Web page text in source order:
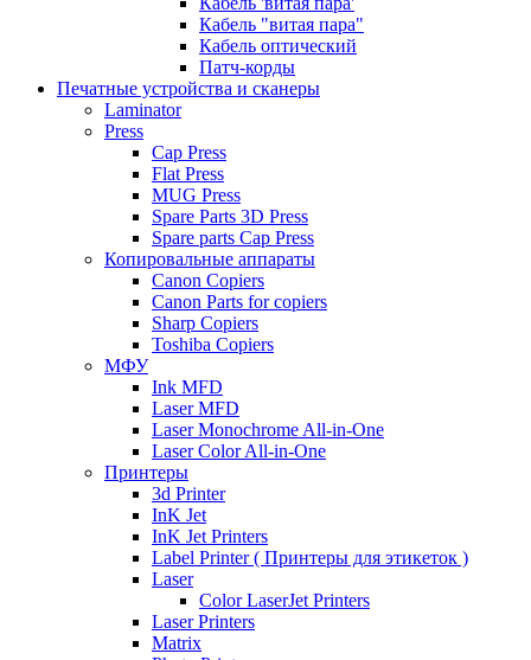
Кабель "витая пара"
Кабель оптический
Патч-корды
Печатные устройства и сканеры
Laminator
Press
Cap Press
Flat Press
MUG Press
Spare Parts 3D Press
Spare parts Cap Press
Копировальные аппараты
Canon Copiers
Canon Parts for copiers
Sharp Copiers
Toshiba Copiers
МФУ
Ink MFD
Laser MFD
Laser Monochrome All-in-One
Laser Color All-in-One
Принтеры
3d Printer
InK Jet
InK Jet Printers
Label Printer ( Принтеры для этикеток )
Laser
Color LaserJet Printers
Laser Printers
Matrix